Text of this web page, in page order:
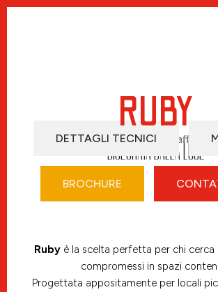
RUBY
DISEGNATA DALLA LUCE
DETTAGLI TECNICI
BROCHURE
Rubyè la scelta perfetta per chi cerca
compromessi in spazi
Progettata appositamente per locali